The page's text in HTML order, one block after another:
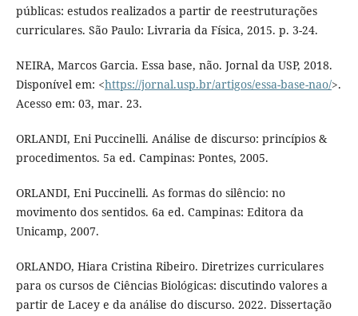
públicas: estudos realizados a partir de reestruturações
curriculares. São Paulo: Livraria da Física, 2015. p. 3-24.
NEIRA, Marcos Garcia. Essa base, não. Jornal da USP, 2018.
Disponível em: <https://jornal.usp.br/artigos/essa-base-nao/>.
Acesso em: 03, mar. 23.
ORLANDI, Eni Puccinelli. Análise de discurso: princípios &
procedimentos. 5a ed. Campinas: Pontes, 2005.
ORLANDI, Eni Puccinelli. As formas do silêncio: no
movimento dos sentidos. 6a ed. Campinas: Editora da
Unicamp, 2007.
ORLANDO, Hiara Cristina Ribeiro. Diretrizes curriculares
para os cursos de Ciências Biológicas: discutindo valores a
partir de Lacey e da análise do discurso. 2022. Dissertação